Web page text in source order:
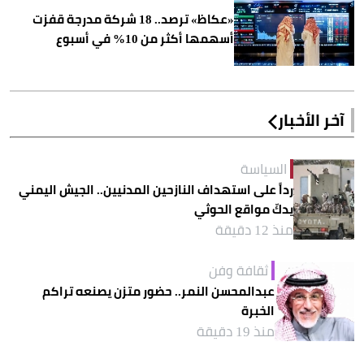
«عكاظ» ترصد.. 18 شركة مدرجة قفزت
أسهمها أكثر من 10% في أسبوع
آخر الأخبار
السياسة
رداً على استهداف النازحين المدنيين.. الجيش اليمني
يدكّ مواقع الحوثي
منذ 12 دقيقة
ثقافة وفن
عبدالمحسن النمر.. حضور متزن يصنعه تراكم
الخبرة
منذ 19 دقيقة